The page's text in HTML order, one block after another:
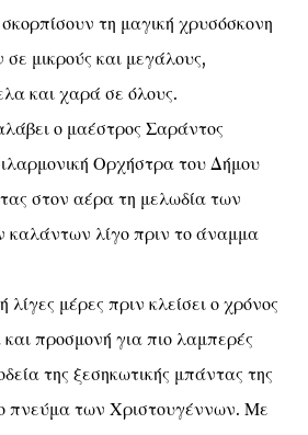
τη μαγική χρυσόσκονη
μικρούς και μεγάλους,
και χαρά σε όλους.
ο μαέστρος Σαράντος
Ορχήστρα του Δήμου
στον αέρα τη μελωδία των
καλάντων λίγο πριν το άναμμα
μέρες πριν κλείσει ο χρόνος
προσμονή για πιο λαμπερές
της ξεσηκωτικής μπάντας της
πνεύμα των Χριστουγέννων. Με